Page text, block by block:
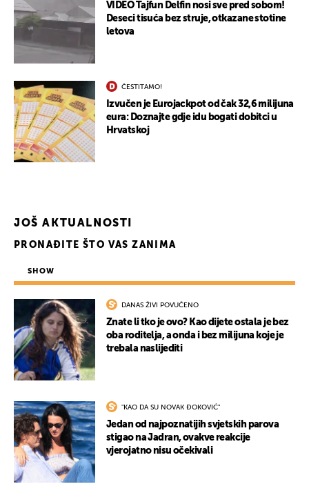
VIDEO Tajfun Delfin nosi sve pred sobom!
Deseci tisuća bez struje, otkazane stotine
letova
ČESTITAMO!
Izvučen je Eurojackpot od čak 32,6 milijuna
eura: Doznajte gdje idu bogati dobitci u
Hrvatskoj
JOŠ AKTUALNOSTI
PRONAĐITE ŠTO VAS ZANIMA
SHOW
DANAS ŽIVI POVUČENO
Znate li tko je ovo? Kao dijete ostala je bez
oba roditelja, a onda i bez milijuna koje je
trebala naslijediti
"KAO DA SU NOVAK ĐOKOVIĆ"
Jedan od najpoznatijih svjetskih parova
stigao na Jadran, ovakve reakcije
vjerojatno nisu očekivali